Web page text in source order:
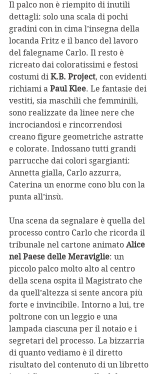
Il palco non è riempito di inutili
dettagli: solo una scala di pochi
gradini con in cima l’insegna della
locanda Fritz e il banco del lavoro
del falegname Carlo. Il resto è
ricreato dai coloratissimi e festosi
costumi di K.B. Project, con evidenti
richiami a Paul Klee. Le fantasie dei
vestiti, sia maschili che femminili,
sono realizzate da linee nere che
incrociandosi e rincorrendosi
creano figure geometriche astratte
e colorate. Indossano tutti grandi
parrucche dai colori sgargianti:
Annetta gialla, Carlo azzurra,
Caterina un enorme cono blu con la
punta all’insù.
Una scena da segnalare è quella del
processo contro Carlo che ricorda il
tribunale nel cartone animato Alice
nel Paese delle Meraviglie: un
piccolo palco molto alto al centro
della scena ospita il Magistrato che
da quell’altezza si sente ancora più
forte e invincibile. Intorno a lui, tre
poltrone con un leggio e una
lampada ciascuna per il notaio e i
segretari del processo. La bizzarria
di quanto vediamo è il diretto
risultato del contenuto di un libretto